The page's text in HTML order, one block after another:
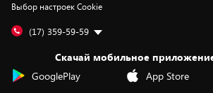
Дай пять добру!
Обработка персональных данных
Подарочные карты
Для мобильных устройств
Для компьютеров
Сервисные центры
Бонусы
Оплата частями
Уценка
Выбор настроек Cookie
(17) 359-59-59
Скачай мобильное
GooglePlay
App Store